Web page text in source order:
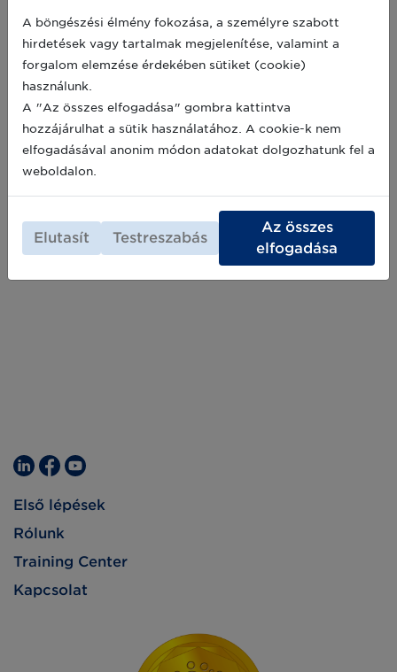
Meghívó az Egészségügyi
Felhasználói Csoport Cikktörzs
munkacsoportjának ülésére
A GS1 Magyarország ezúton tisztelettel
meghívja Önt a Magyar GS1 Egészségügyi
Felhasználói Csoport újrainduló Cikktörzs
Első lépések
Rólunk
Training Center
Kapcsolat
A böngészési élmény fokozása, a személyre szabott
hirdetések vagy tartalmak megjelenítése, valamint a
forgalom elemzése érdekében sütiket (cookie)
használunk.
A "Az összes elfogadása" gombra kattintva
hozzájárulhat a sütik használatához. A cookie-k nem
elfogadásával anonim módon adatokat dolgozhatunk fel a
weboldalon.
Elutasít Testreszabás
Az összes
elfogadása